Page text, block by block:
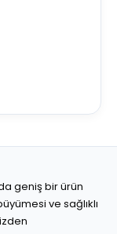
geniş bir ürün
ve sağlıklı